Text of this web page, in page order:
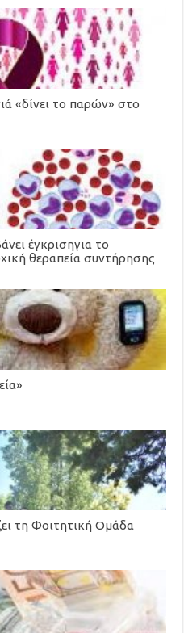
«δίνει το παρών» στο
έγκρισηγια το
θεραπεία συντήρησης
λευχαιμία
τη Φοιτητική Ομάδα